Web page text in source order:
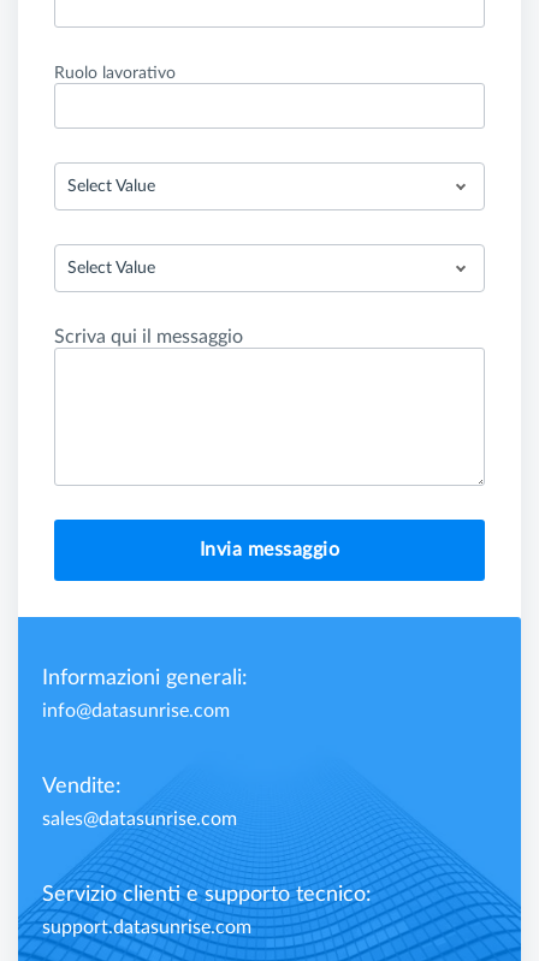
Ruolo lavorativo
Select Value
Select Value
Scriva qui il messaggio
Invia messaggio
Informazioni generali:
info@datasunrise.com
Vendite:
sales@datasunrise.com
Servizio clienti e supporto tecnico:
support.datasunrise.com